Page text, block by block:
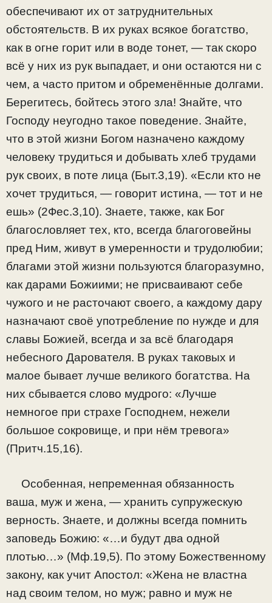
обеспечивают их от затруднительных
обстоятельств. В их руках всякое богатство,
как в огне горит или в воде тонет, — так скоро
всё у них из рук выпадает, и они остаются ни с
чем, а часто притом и обременённые долгами.
Берегитесь, бойтесь этого зла! Знайте, что
Господу неугодно такое поведение. Знайте,
что в этой жизни Богом назначено каждому
человеку трудиться и добывать хлеб трудами
рук своих, в поте лица (Быт.3,19). «Если кто не
хочет трудиться, — говорит истина, — тот и не
ешь» (2Фес.3,10). Знаете, также, как Бог
благословляет тех, кто, всегда благоговейны
пред Ним, живут в умеренности и трудолюбии;
благами этой жизни пользуются благоразумно,
как дарами Божиими; не присваивают себе
чужого и не расточают своего, а каждому дару
назначают своё употребление по нужде и для
славы Божией, всегда и за всё благодаря
небесного Дарователя. В руках таковых и
малое бывает лучше великого богатства. На
них сбывается слово мудрого: «Лучше
немногое при страхе Господнем, нежели
большое сокровище, и при нём тревога»
(Притч.15,16).
Особенная, непременная обязанность
ваша, муж и жена, — хранить супружескую
верность. Знаете, и должны всегда помнить
заповедь Божию: «…и будут два одной
плотью…» (Мф.19,5). По этому Божественному
закону, как учит Апостол: «Жена не властна
над своим телом, но муж; равно и муж не